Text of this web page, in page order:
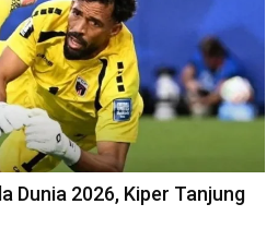
Dunia 2026, Kiper Tanjung